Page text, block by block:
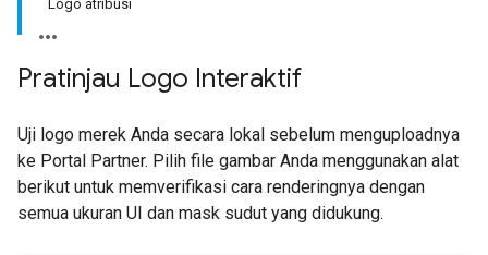
Logo atribusi
Pratinjau Logo Interaktif
Uji logo merek Anda secara lokal sebelum menguploadnya
ke Portal Partner. Pilih file gambar Anda menggunakan alat
berikut untuk memverifikasi cara renderingnya dengan
semua ukuran UI dan mask sudut yang didukung.